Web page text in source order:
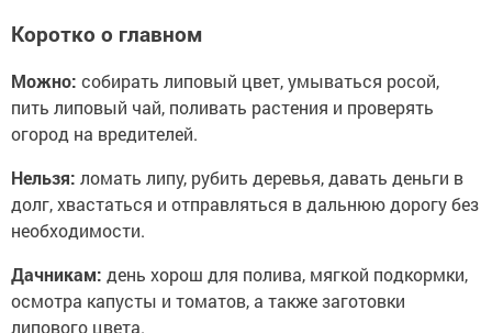
Коротко о главном
Можно: собирать липовый цвет, умываться росой,
пить липовый чай, поливать растения и проверять
огород на вредителей.
Нельзя: ломать липу, рубить деревья, давать деньги в
долг, хвастаться и отправляться в дальнюю дорогу без
необходимости.
Дачникам: день хорош для полива, мягкой подкормки,
осмотра капусты и томатов, а также заготовки
липового цвета.